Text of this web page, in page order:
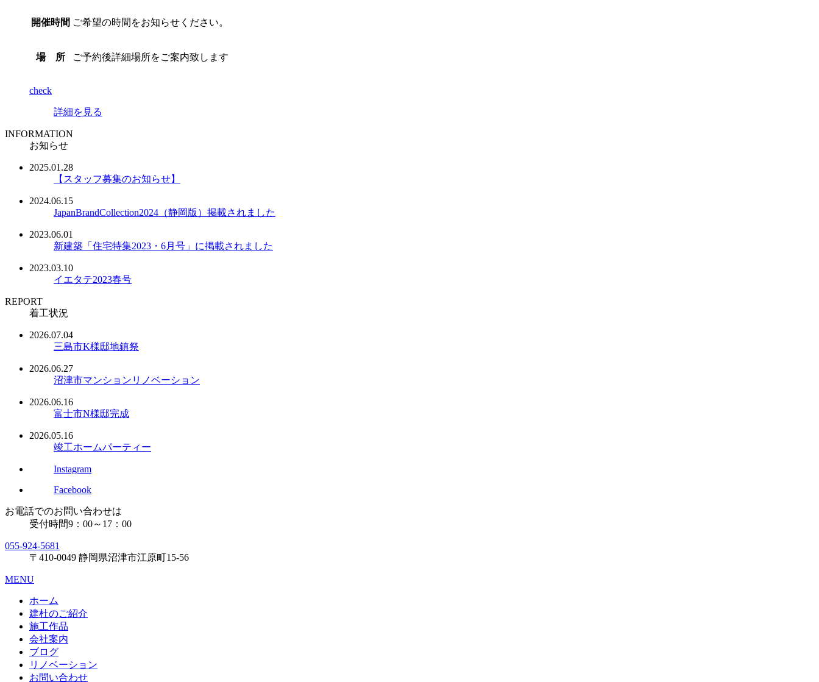
開催時間 ご希望の時間をお知らせください。
場 所 ご予約後詳細場所をご案内致します
check
詳細を見る
INFORMATION
お知らせ
2025.01.28
【スタッフ募集のお知らせ】
2024.06.15
JapanBrandCollection2024（静岡版）掲載されました
2023.06.01
新建築「住宅特集2023・6月号」に掲載されました
2023.03.10
イエタテ2023春号
REPORT
着工状況
2026.07.04
三島市K様邸地鎮祭
2026.06.27
沼津市マンションリノベーション
2026.06.16
富士市N様邸完成
2026.05.16
竣工ホームパーティー
Instagram
Facebook
お電話でのお問い合わせは
受付時間9：00～17：00
055-924-5681
〒410-0049 静岡県沼津市江原町15-56
MENU
ホーム
建杜のご紹介
施工作品
会社案内
ブログ
リノベーション
お問い合わせ